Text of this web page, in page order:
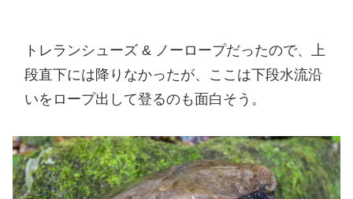
トレランシューズ & ノーロープだったので、上
段直下には降りなかったが、ここは下段水流沿
いをロープ出して登るのも面白そう。